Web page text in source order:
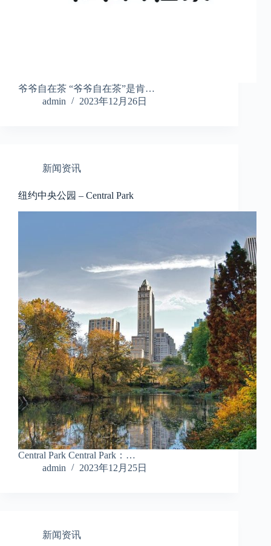
爷爷自在茶 “爷爷自在茶”是肯…
admin
2023年12月26日
新闻资讯
纽约中央公园 – Central Park
Central Park Central Park：…
admin
2023年12月25日
新闻资讯